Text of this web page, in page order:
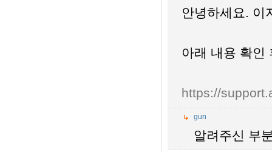
안녕하세요. 이
아래 내용 확인
https://
gun
알려주신 부